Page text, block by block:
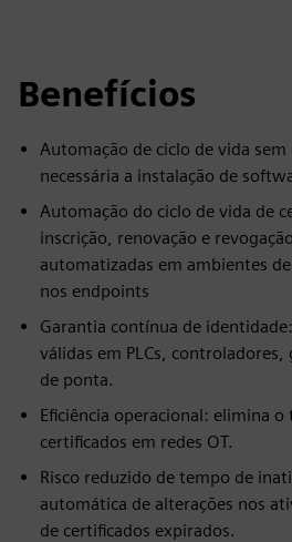
Benefícios
Automação de ciclo de vida sem
necessária a instalação de
Automação do ciclo de vida de
inscrição, renovação e
automatizadas em ambientes
nos endpoints
Garantia contínua de
válidas em PLCs,
de ponta.
Eficiência operacional: elimina
certificados em redes OT.
Risco reduzido de tempo de
automática de alterações nos
de certificados expirados.